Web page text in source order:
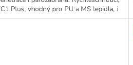
Plus, vhodný pro PU a MS lepidla, i
nábytek.